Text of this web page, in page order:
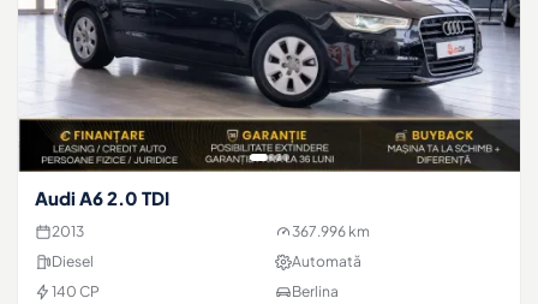
Audi A6 2.0 TDI
2013
367.996 km
Diesel
Automată
140 CP
Berlina